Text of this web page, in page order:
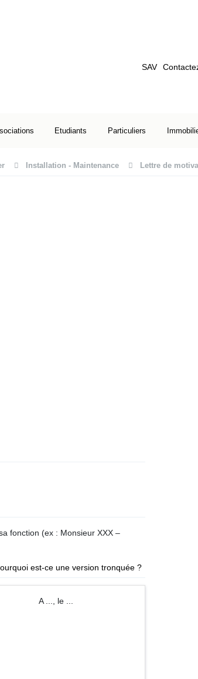
SAV
Etudiants Particuliers
Installation - Maintenance Lettre de
fonction (ex : Monsieur XXX –
est-ce une version tronquée ?
le ...